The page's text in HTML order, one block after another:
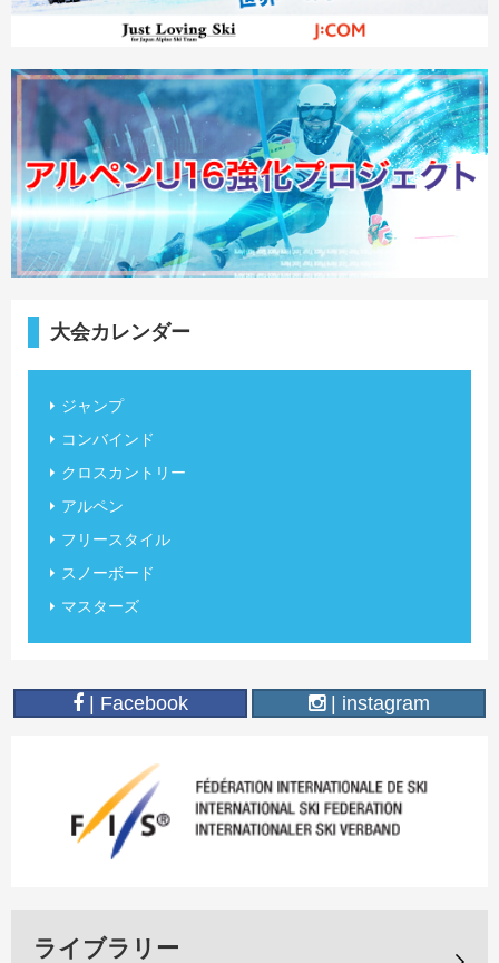
大会カレンダー
ジャンプ
コンバインド
クロスカントリー
アルペン
フリースタイル
スノーボード
マスターズ
| Facebook | instagram
ライブラリー